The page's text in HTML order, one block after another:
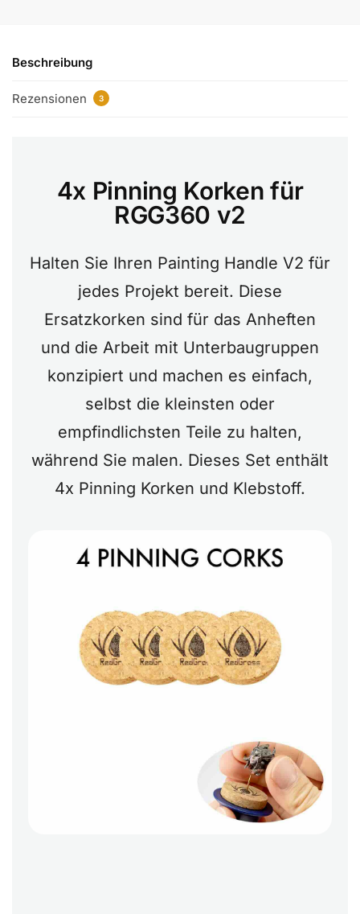
Beschreibung
Rezensionen 3
4x Pinning Korken für
RGG360 v2
Halten Sie Ihren Painting Handle V2 für
jedes Projekt bereit. Diese
Ersatzkorken sind für das Anheften
und die Arbeit mit Unterbaugruppen
konzipiert und machen es einfach,
selbst die kleinsten oder
empfindlichsten Teile zu halten,
während Sie malen. Dieses Set enthält
4x Pinning Korken und Klebstoff.